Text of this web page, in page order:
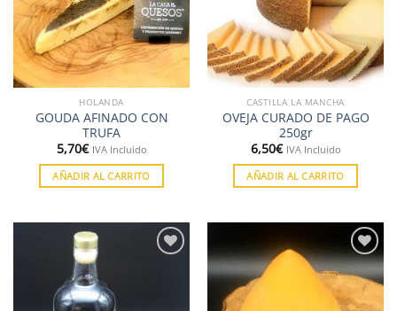
HOLANDA
GOUDA AFINADO CON
TRUFA
5,70€ IVA Incluido
AÑADIR AL CARRITO
CASTILLA LA MANCHA
OVEJA CURADO DE PAGO
250gr
6,50€ IVA Incluido
AÑADIR AL CARRITO
Añadir
a la
lista de
deseos